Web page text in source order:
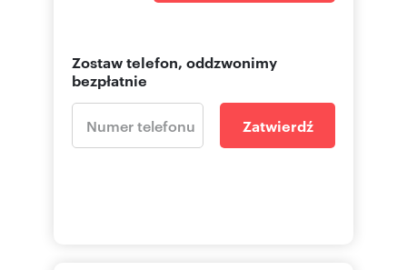
Zostaw telefon, oddzwonimy
bezpłatnie
Zatwierdź